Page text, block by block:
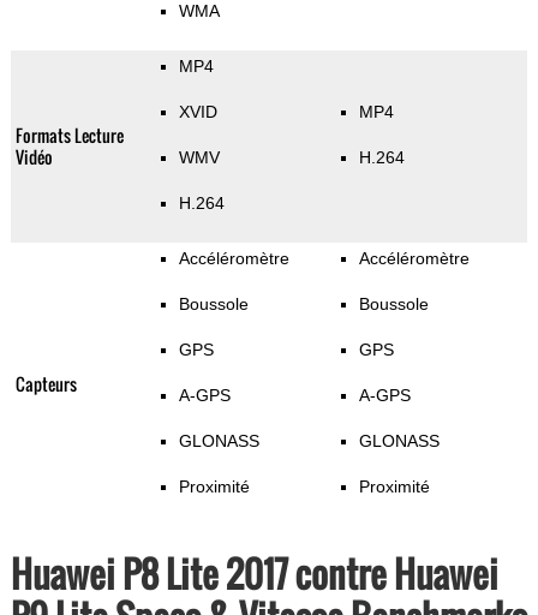
WMA
Formats Lecture
Vidéo
MP4
XVID
WMV
H.264
MP4
H.264
Capteurs
Accéléromètre
Boussole
GPS
A-GPS
GLONASS
Proximité
Accéléromètre
Boussole
GPS
A-GPS
GLONASS
Proximité
Huawei P8 Lite 2017 contre Huawei